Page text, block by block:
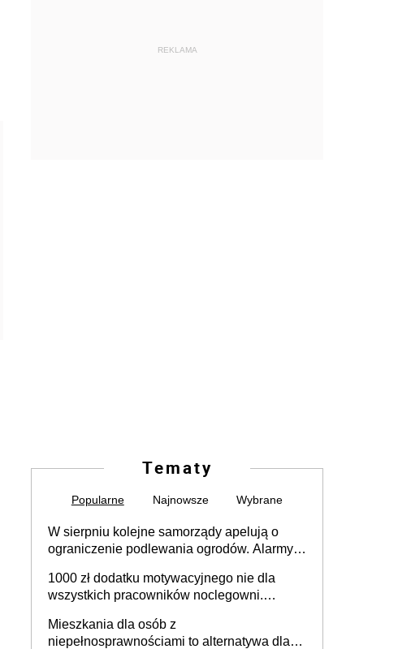
REKLAMA
Tematy
Popularne Najnowsze Wybrane
W sierpniu kolejne samorządy apelują o
ograniczenie podlewania ogrodów. Alarmy w
może objąć cały kraj
1000 zł dodatku motywacyjnego nie dla
wszystkich pracowników noclegowni.
Mieszkania dla osób z
niepełnosprawnościami to alternatywa dla